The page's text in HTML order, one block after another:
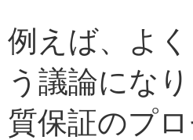
例えば、よ
う議論にな
質保証のプ